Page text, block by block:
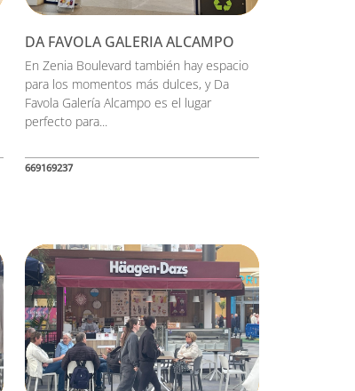
DA FAVOLA GALERIA ALCAMPO
En Zenia Boulevard también hay espacio
para los momentos más dulces, y Da
Favola Galería Alcampo es el lugar
perfecto para...
669169237